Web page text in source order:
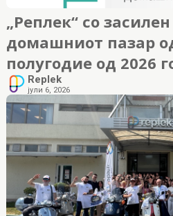
„Реплек“ со
домашниот пазар
полугодие од 2026
Replek
јули 6, 2026